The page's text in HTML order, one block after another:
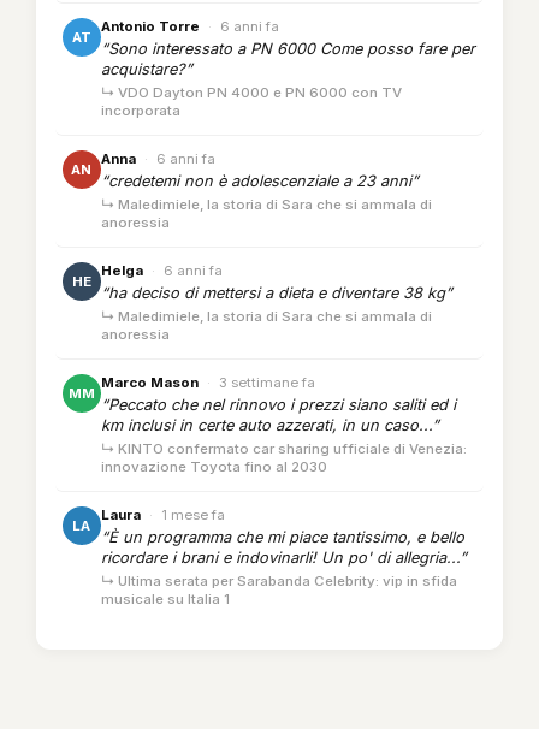
AT
Antonio Torre · 6 anni fa
“Sono interessato a PN 6000 Come posso fare per
acquistare?”
↳ VDO Dayton PN 4000 e PN 6000 con TV
incorporata
AN
Anna · 6 anni fa
“credetemi non è adolescenziale a 23 anni”
↳ Maledimiele, la storia di Sara che si ammala di
anoressia
HE
Helga · 6 anni fa
“ha deciso di mettersi a dieta e diventare 38 kg”
↳ Maledimiele, la storia di Sara che si ammala di
anoressia
MM
Marco Mason · 3 settimane fa
“Peccato che nel rinnovo i prezzi siano saliti ed i
km inclusi in certe auto azzerati, in un caso...”
↳ KINTO confermato car sharing ufficiale di Venezia:
innovazione Toyota fino al 2030
LA
Laura · 1 mese fa
“È un programma che mi piace tantissimo, e bello
ricordare i brani e indovinarli! Un po' di allegria...”
↳ Ultima serata per Sarabanda Celebrity: vip in sfida
musicale su Italia 1